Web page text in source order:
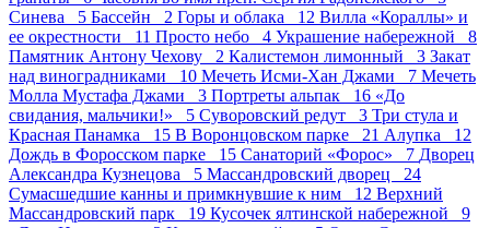
Синева 5 Бассейн 2 Горы и облака 12 Вилла «Кораллы» и
ее окрестности 11 Просто небо 4 Украшение набережной 8
Памятник Антону Чехову 2 Калистемон лимонный 3 Закат
над виноградниками 10 Мечеть Исми-Хан Джами 7 Мечеть
Молла Мустафа Джами 3 Портреты альпак 16 «До
свидания, мальчики!» 5 Суворовский редут 3 Три стула и
Красная Панамка 15 В Воронцовском парке 21 Алупка 12
Дождь в Форосском парке 15 Санаторий «Форос» 7 Дворец
Александра Кузнецова 5 Массандровский дворец 24
Сумасшедшие канны и примкнувшие к ним 12 Верхний
Массандровский парк 19 Кусочек ялтинской набережной 9